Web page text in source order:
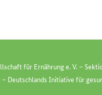
für Ernährung e. V. –
– Deutschlands Initiative für